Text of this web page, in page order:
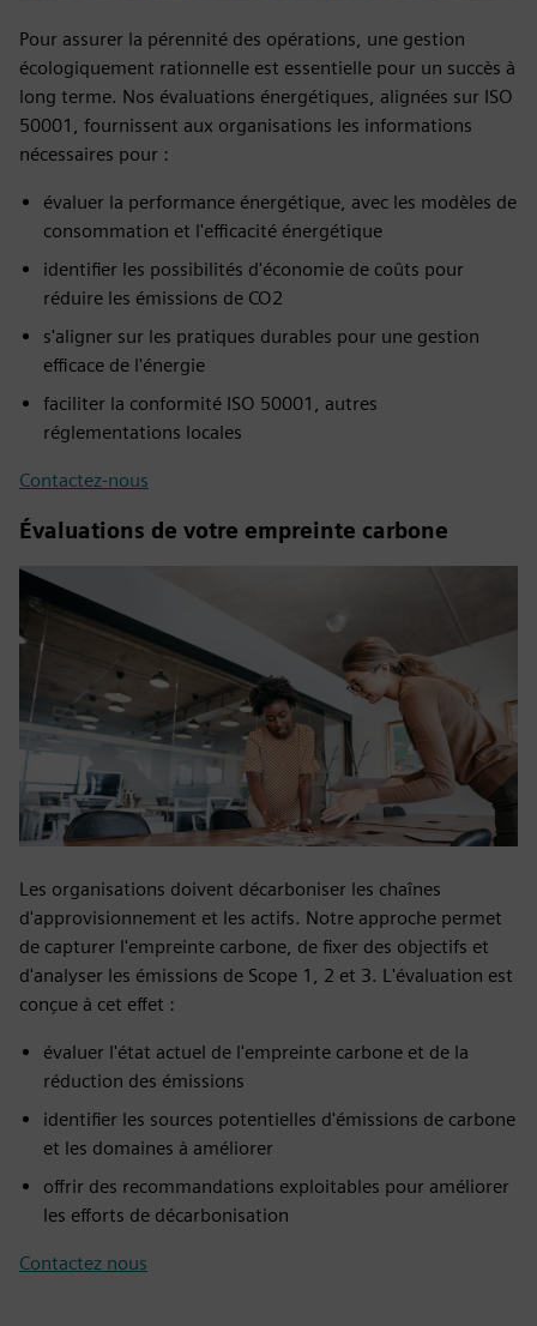
Pour assurer la pérennité des opérations, une gestion
écologiquement rationnelle est essentielle pour un succès à
long terme. Nos évaluations énergétiques, alignées sur ISO
50001, fournissent aux organisations les informations
nécessaires pour :
évaluer la performance énergétique, avec les modèles de
consommation et l'efficacité énergétique
identifier les possibilités d'économie de coûts pour
réduire les émissions de CO2
s'aligner sur les pratiques durables pour une gestion
efficace de l'énergie
faciliter la conformité ISO 50001, autres
réglementations locales
Contactez-nous
Évaluations de votre empreinte carbone
Les organisations doivent décarboniser les chaînes
d'approvisionnement et les actifs. Notre approche permet
de capturer l'empreinte carbone, de fixer des objectifs et
d'analyser les émissions de Scope 1, 2 et 3. L'évaluation est
conçue à cet effet :
évaluer l'état actuel de l'empreinte carbone et de la
réduction des émissions
identifier les sources potentielles d'émissions de carbone
et les domaines à améliorer
offrir des recommandations exploitables pour améliorer
les efforts de décarbonisation
Contactez nous